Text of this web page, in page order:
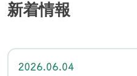
新着情報
2026.06.04